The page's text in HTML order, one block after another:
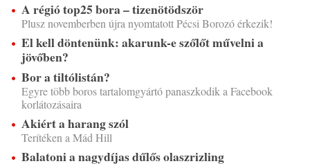
A régió top25 bora – tizenötödször
Plusz novemberben újra nyomtatott Pécsi Borozó érkezik!
El kell döntenünk: akarunk-e szőlőt művelni a
jövőben?
Bor a tiltólistán?
Egyre több boros tartalomgyártó panaszkodik a Facebook
korlátozásaira
Akiért a harang szól
Terítéken a Mád Hill
Balatoni a nagydíjas dűlős olaszrizling